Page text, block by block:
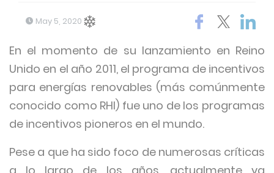
May 5, 2020
En el momento de su lanzamiento en Reino
Unido en el año 2011, el programa de incentivos
para energías renovables (más comúnmente
conocido como RHI) fue uno de los programas
de incentivos pioneros en el mundo.
Pese a que ha sido foco de numerosas críticas